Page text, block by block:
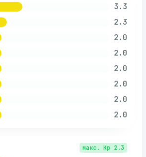
3.3
2.3
2.0
2.0
2.0
2.0
2.0
2.0
макс. Kp 2.3